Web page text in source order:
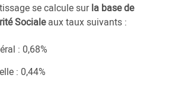
se calcule surla base de
Socialeaux taux suivants :
: 0,68%
: 0,44%